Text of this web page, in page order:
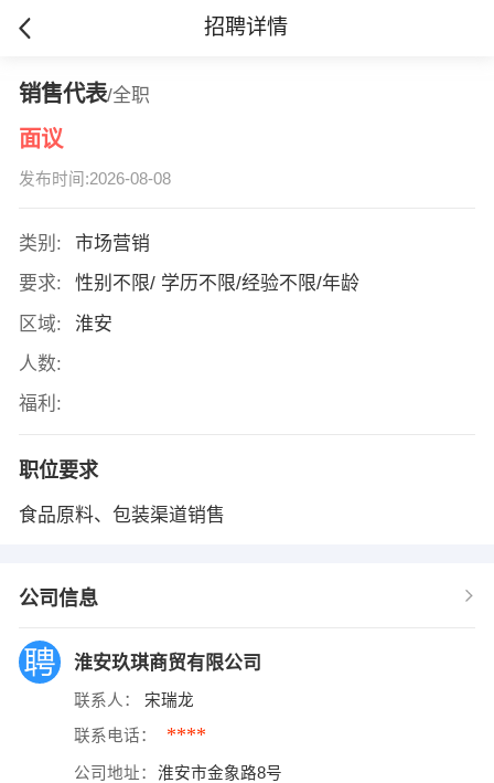
招聘详情
销售代表/全职
面议
发布时间:2026-08-08
类别:
市场营销
要求:
性别不限/ 学历不限/经验不限/年龄
区域:
淮安
人数:
福利:
职位要求
食品原料、包装渠道销售
公司信息
淮安玖琪商贸有限公司
联系人： 宋瑞龙
联系电话： ****
公司地址： 淮安市金象路8号